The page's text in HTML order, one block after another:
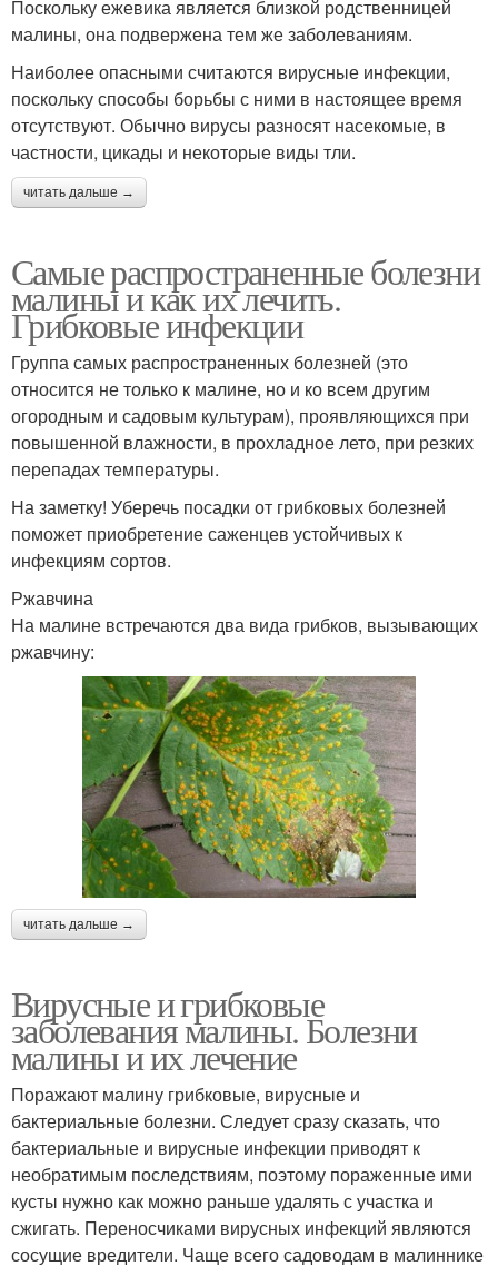
Поскольку ежевика является близкой родственницей
малины, она подвержена тем же заболеваниям.
Наиболее опасными считаются вирусные инфекции,
поскольку способы борьбы с ними в настоящее время
отсутствуют. Обычно вирусы разносят насекомые, в
частности, цикады и некоторые виды тли.
читать дальше →
Самые распространенные болезни
малины и как их лечить.
Грибковые инфекции
Группа самых распространенных болезней (это
относится не только к малине, но и ко всем другим
огородным и садовым культурам), проявляющихся при
повышенной влажности, в прохладное лето, при резких
перепадах температуры.
На заметку! Уберечь посадки от грибковых болезней
поможет приобретение саженцев устойчивых к
инфекциям сортов.
Ржавчина
На малине встречаются два вида грибков, вызывающих
ржавчину:
читать дальше →
Вирусные и грибковые
заболевания малины. Болезни
малины и их лечение
Поражают малину грибковые, вирусные и
бактериальные болезни. Следует сразу сказать, что
бактериальные и вирусные инфекции приводят к
необратимым последствиям, поэтому пораженные ими
кусты нужно как можно раньше удалять с участка и
сжигать. Переносчиками вирусных инфекций являются
сосущие вредители. Чаще всего садоводам в малиннике